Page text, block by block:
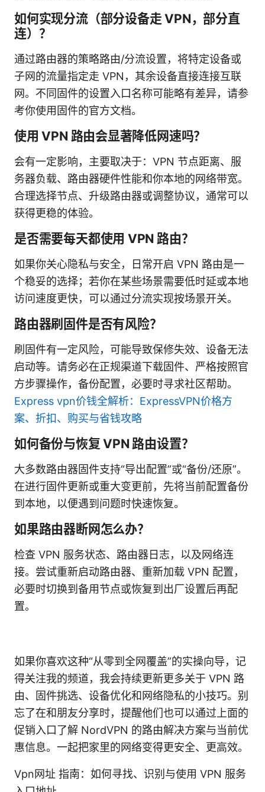
如何实现分流（部分设备走 VPN，部分直
连）？
通过路由器的策略路由/分流设置，将特定设备或
子网的流量指定走 VPN，其余设备直接连接互联
网。不同固件的设置入口名称可能略有差异，请参
考你使用固件的官方文档。
使用 VPN 路由会显著降低网速吗？
会有一定影响，主要取决于：VPN 节点距离、服
务器负载、路由器硬件性能和你本地的网络带宽。
合理选择节点、升级路由器或调整协议，通常可以
获得更稳的体验。
是否需要每天都使用 VPN 路由？
如果你关心隐私与安全，日常开启 VPN 路由是一
个稳妥的选择；若你在某些场景需要低时延或本地
访问速度更快，可以通过分流实现按场景开关。
路由器刷固件是否有风险？
刷固件有一定风险，可能导致保修失效、设备无法
启动等。请务必在正规渠道下载固件、严格按照官
方步骤操作，备份配置，必要时寻求社区帮助。
Express vpn价钱全解析：ExpressVPN价格方
案、折扣、购买与省钱攻略
如何备份与恢复 VPN 路由设置？
大多数路由器固件支持“导出配置”或“备份/还原”。
在进行固件更新或重大变更前，先将当前配置备份
到本地，以便遇到问题时快速恢复。
如果路由器断网怎么办？
检查 VPN 服务状态、路由器日志，以及网络连
接。尝试重新启动路由器、重新加载 VPN 配置，
必要时切换到备用节点或恢复到出厂设置后再配
置。
如果你喜欢这种“从零到全网覆盖”的实操向导，记
得关注我的频道，我会持续更新更多关于 VPN 路
由、固件挑选、设备优化和网络隐私的小技巧。别
忘了在和朋友分享时，提醒他们也可以通过上面的
促销入口了解 NordVPN 的路由解决方案与当前优
惠信息。一起把家里的网络变得更安全、更高效。
Vpn网址 指南：如何寻找、识别与使用 VPN 服务